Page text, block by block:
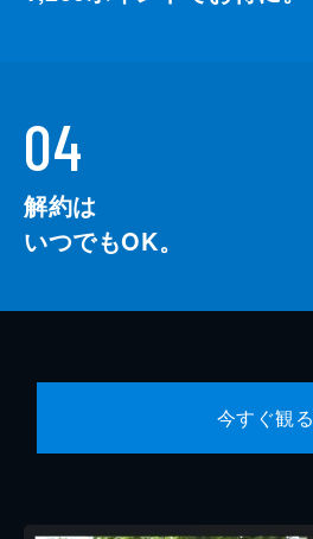
04
解約は
いつでもOK。
今すぐ観る